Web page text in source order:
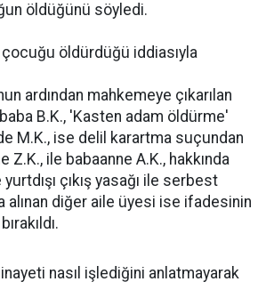
öldüğünü söyledi.
öldürdüğü iddiasıyla
ardından mahkemeye çıkarılan
B.K., 'Kasten adam öldürme'
M.K., ise delil karartma suçundan
Z.K., ile babaanne A.K., hakkında
çıkış yasağı ile serbest
alınan diğer aile üyesi ise ifadesinin
nasıl işlediğini anlatmayarak